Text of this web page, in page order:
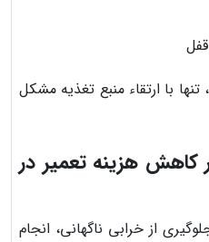
تنها با ارتقاء منبع تغذیه مشکل
کاهش هزینه تعمیر در
از خرابی ناگهانی، انجام